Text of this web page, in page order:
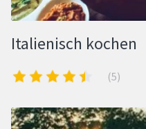
Italienisch kochen
(5)